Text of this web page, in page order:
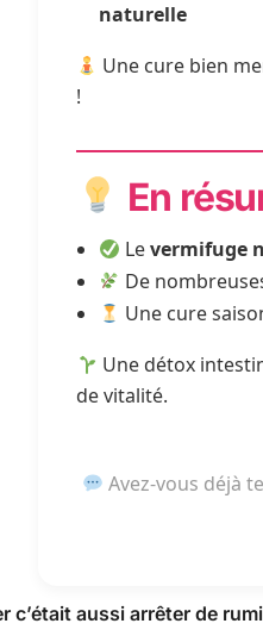
naturelle
Une cure bien
!
En
Levermifuge
De
Une cure
Une détox
de vitalité.
Avez-vous déjà
c’était aussi arrêter de